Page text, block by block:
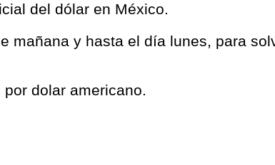
del dólar en México.
mañana y hasta el día lunes, para
dolar americano.